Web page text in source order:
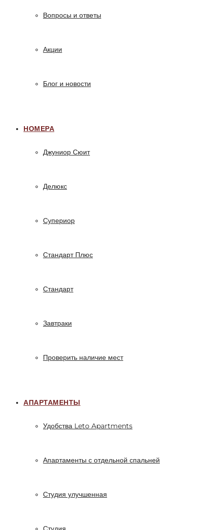
Вопросы и ответы
Акции
Блог и новости
НОМЕРА
Джуниор Сюит
Делюкс
Супериор
Стандарт Плюс
Стандарт
Завтраки
Проверить наличие мест
АПАРТАМЕНТЫ
Удобства Leto Apartments
Апартаменты с отдельной спальней
Студия улучшенная